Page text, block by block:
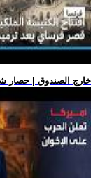
.. خارج الصندوق | حصار